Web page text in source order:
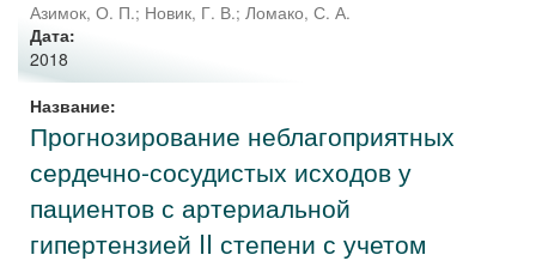
Азимок, О. П.; Новик, Г. В.; Ломако, С. А.
Дата:
2018
Название:
Прогнозирование неблагоприятных
сердечно-сосудистых исходов у
пациентов с артериальной
гипертензией II степени с учетом